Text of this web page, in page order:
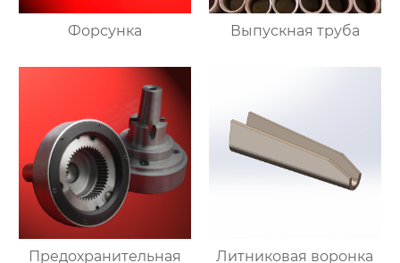
Форсунка Выпускная труба
Предохранительная
Литниковая воронка